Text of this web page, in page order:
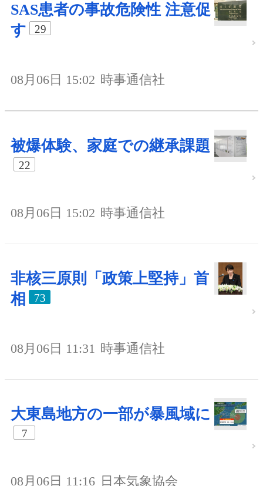
SAS患者の事故危険性 注意促
す
29
08月06日 15:02 時事通信社
被爆体験、家庭での継承課題
22
08月06日 15:02 時事通信社
非核三原則「政策上堅持」首
相
73
08月06日 11:31 時事通信社
大東島地方の一部が暴風域に
7
08月06日 11:16 日本気象協会